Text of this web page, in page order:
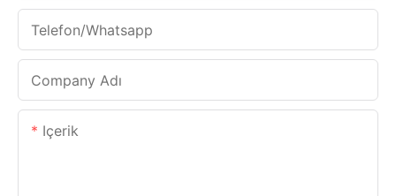
Telefon/whatsapp
Company Adı
Içerik